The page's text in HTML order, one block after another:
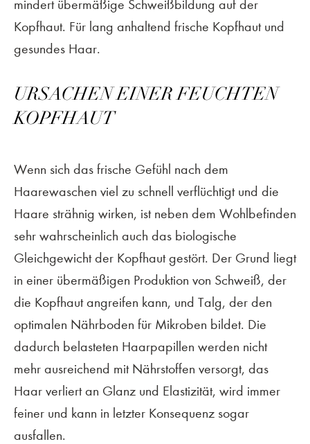
mindert übermäßige Schweißbildung auf der
Kopfhaut. Für lang anhaltend frische Kopfhaut und
gesundes Haar.
URSACHEN EINER FEUCHTEN
KOPFHAUT
Wenn sich das frische Gefühl nach dem
Haarewaschen viel zu schnell verflüchtigt und die
Haare strähnig wirken, ist neben dem Wohlbefinden
sehr wahrscheinlich auch das biologische
Gleichgewicht der Kopfhaut gestört. Der Grund liegt
in einer übermäßigen Produktion von Schweiß, der
die Kopfhaut angreifen kann, und Talg, der den
optimalen Nährboden für Mikroben bildet. Die
dadurch belasteten Haarpapillen werden nicht
mehr ausreichend mit Nährstoffen versorgt, das
Haar verliert an Glanz und Elastizität, wird immer
feiner und kann in letzter Konsequenz sogar
ausfallen.